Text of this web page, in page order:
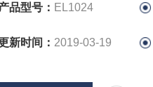
品型号： EL1024
新时间： 2019-03-19